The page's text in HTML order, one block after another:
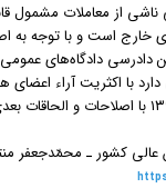
از معاملات‌ مشمول
خارج است و با توجه
دادرسی دادگاه‌های
دادرسی کیفری مصوب ۱۳۹۲ با
کشور ـ محمّدجعفر